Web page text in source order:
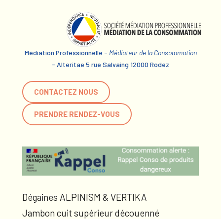
Médiation Professionnelle - Médiateur de la Consommation
- Alteritae 5 rue Salvaing 12000 Rodez
CONTACTEZ NOUS
PRENDRE RENDEZ-VOUS
Dégaines ALPINISM & VERTIKA
Jambon cuit supérieur découenné